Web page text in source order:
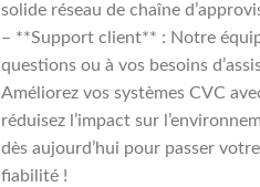
solide réseau de chaîne
– **Support client** : Notre
questions ou à vos besoins
Améliorez vos systèmes CVC
réduisez l’impact sur
dès aujourd’hui pour passer
fiabilité !